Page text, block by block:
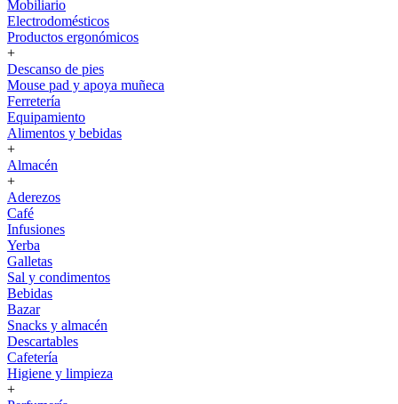
Mobiliario
Electrodomésticos
Productos ergonómicos
+
Descanso de pies
Mouse pad y apoya muñeca
Ferretería
Equipamiento
Alimentos y bebidas
+
Almacén
+
Aderezos
Café
Infusiones
Yerba
Galletas
Sal y condimentos
Bebidas
Bazar
Snacks y almacén
Descartables
Cafetería
Higiene y limpieza
+